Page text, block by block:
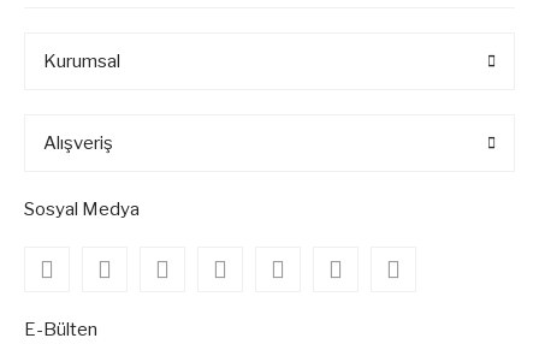
Kurumsal
Alışveriş
Sosyal Medya
E-Bülten